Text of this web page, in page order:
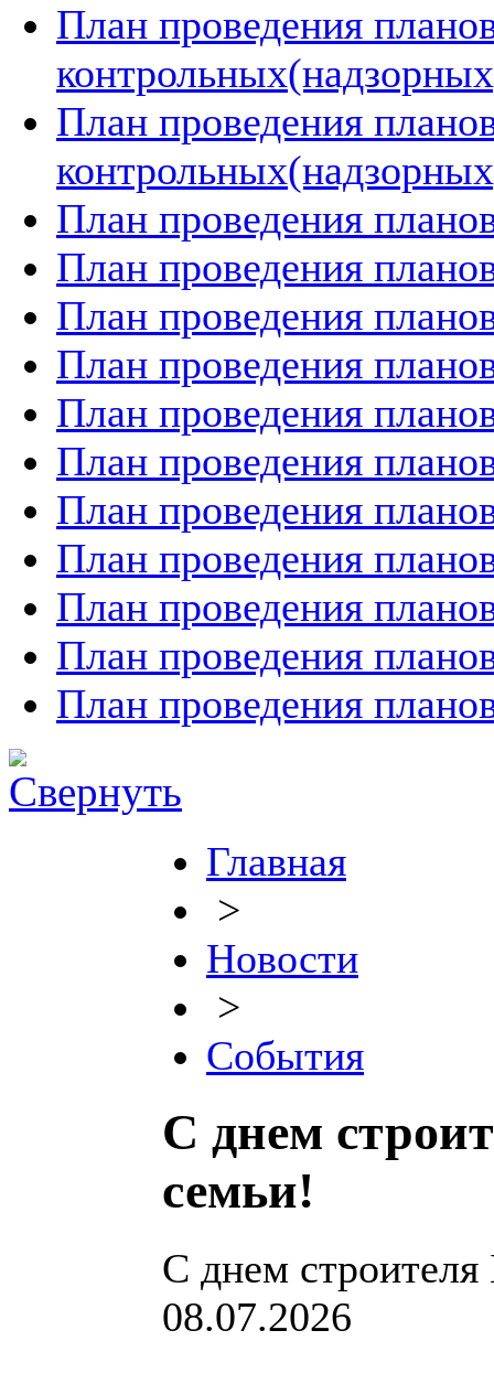
План проведения
План проведения
План проведения
План проведения
План проведения
План проведения
План проведения
План проведения
План проведения
План проведения
План проведения
План проведения
План проведения
Главная
>
Новости
>
События
С днем
семьи!
С днем
08.07.2026